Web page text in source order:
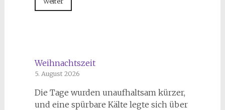
Weihnachtszeit
5. August 2026
Die Tage wurden unaufhaltsam kürzer,
und eine spürbare Kälte legte sich über